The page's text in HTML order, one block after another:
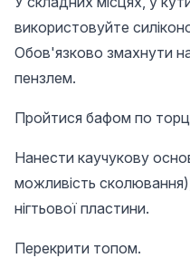
використовуйте
Обов'язково змахнути
пензлем.
Пройтися бафом по
Нанести каучукову
можливість
нігтьової пластини.
Перекрити топом.